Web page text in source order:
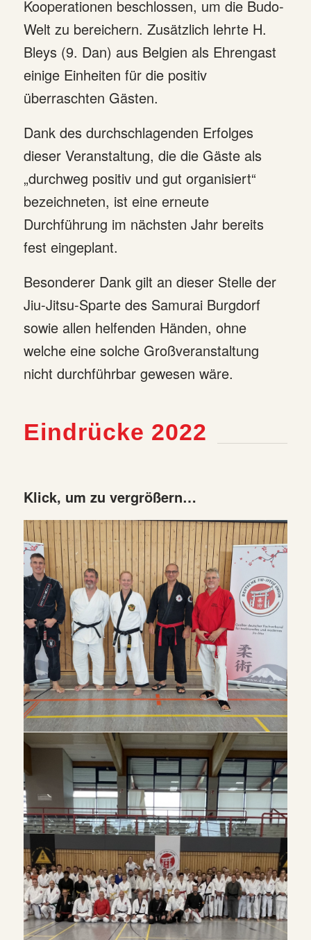
Kooperationen beschlossen, um die Budo-
Welt zu bereichern. Zusätzlich lehrte H.
Bleys (9. Dan) aus Belgien als Ehrengast
einige Einheiten für die positiv
überraschten Gästen.
Dank des durchschlagenden Erfolges
dieser Veranstaltung, die die Gäste als
„durchweg positiv und gut organisiert“
bezeichneten, ist eine erneute
Durchführung im nächsten Jahr bereits
fest eingeplant.
Besonderer Dank gilt an dieser Stelle der
Jiu-Jitsu-Sparte des Samurai Burgdorf
sowie allen helfenden Händen, ohne
welche eine solche Großveranstaltung
nicht durchführbar gewesen wäre.
Eindrücke 2022
Klick, um zu vergrößern…